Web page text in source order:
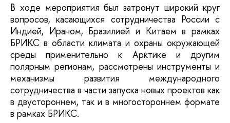
В ходе мероприятия был затронут широкий круг
вопросов, касающихся сотрудничества России с
Индией, Ираном, Бразилией и Китаем в рамках
БРИКС в области климата и охраны окружающей
среды применительно к Арктике и другим
полярным регионам, рассмотрены инструменты и
механизмы развития международного
сотрудничества в части запуска новых проектов как
в двустороннем, так и в многостороннем формате
в рамках БРИКС.